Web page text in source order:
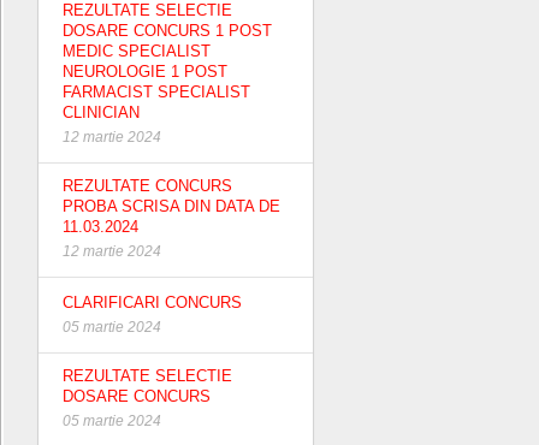
REZULTATE SELECTIE
DOSARE CONCURS 1 POST
MEDIC SPECIALIST
NEUROLOGIE 1 POST
FARMACIST SPECIALIST
CLINICIAN
12 martie 2024
REZULTATE CONCURS
PROBA SCRISA DIN DATA DE
11.03.2024
12 martie 2024
CLARIFICARI CONCURS
05 martie 2024
REZULTATE SELECTIE
DOSARE CONCURS
05 martie 2024